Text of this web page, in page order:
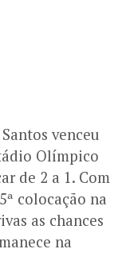
venceu
Olímpico
de 2 a 1. Com
colocação na
as chances
na